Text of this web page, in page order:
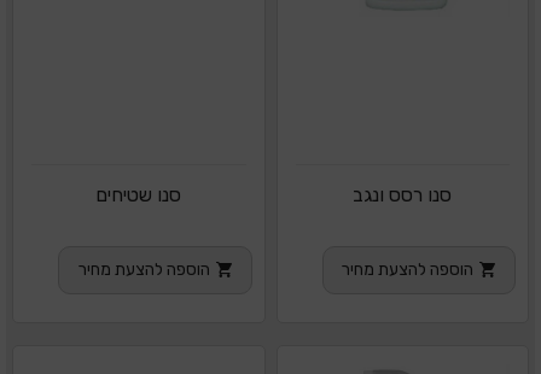
סנו רסס ונגב
הוספה להצעת מחיר
סנו שטיחים
הוספה להצעת מחיר